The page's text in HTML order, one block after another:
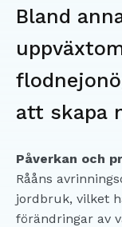
Bland
att skapa
Påverkan och
Rååns
jordbruk, vilket
förändringar av